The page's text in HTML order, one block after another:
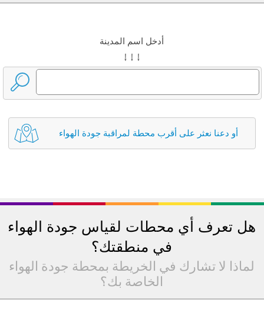
أدخل اسم المدينة
↓ ↓ ↓
أو دعنا نعثر على أقرب محطة لمراقبة جودة الهواء
هل تعرف أي محطات لقياس جودة الهواء
في منطقتك؟
لماذا لا تشارك في الخريطة بمحطة جودة الهواء
الخاصة بك؟